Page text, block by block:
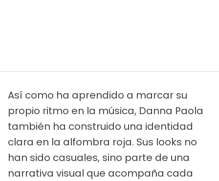
Así como ha aprendido a marcar su
propio ritmo en la música, Danna Paola
también ha construido una identidad
clara en la alfombra roja. Sus looks no
han sido casuales, sino parte de una
narrativa visual que acompaña cada